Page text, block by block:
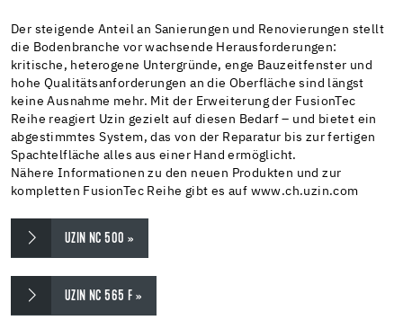
Der steigende Anteil an Sanierungen und Renovierungen stellt
die Bodenbranche vor wachsende Herausforderungen:
kritische, heterogene Untergründe, enge Bauzeitfenster und
hohe Qualitätsanforderungen an die Oberfläche sind längst
keine Ausnahme mehr. Mit der Erweiterung der FusionTec
Reihe reagiert Uzin gezielt auf diesen Bedarf – und bietet ein
abgestimmtes System, das von der Reparatur bis zur fertigen
Spachtelfläche alles aus einer Hand ermöglicht.
Nähere Informationen zu den neuen Produkten und zur
kompletten FusionTec Reihe gibt es auf www.ch.uzin.com
UZIN NC 500 »
UZIN NC 565 F »